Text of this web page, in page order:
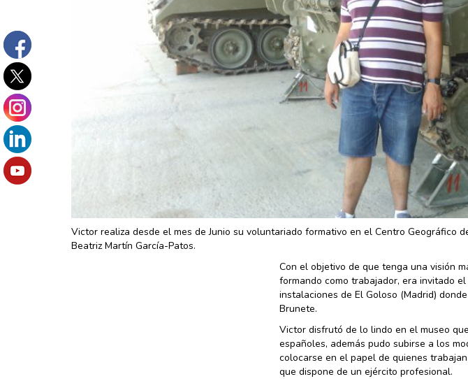
Victor realiza desde el mes de Junio su voluntariado formativo en el Centro Geográfico
Beatriz Martín García-Patos.
Con el objetivo de que tenga una visión
formando como trabajador, era invitado
instalaciones de El Goloso (Madrid)
Brunete.
Victor disfrutó de lo lindo en el museo
españoles, además pudo subirse a los
colocarse en el papel de quienes
que dispone de un ejército profesional.